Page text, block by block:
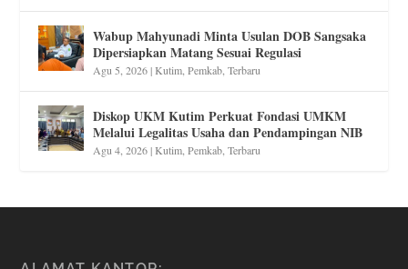
Wabup Mahyunadi Minta Usulan DOB Sangsaka
Dipersiapkan Matang Sesuai Regulasi
Agu 5, 2026|Kutim ,Pemkab ,Terbaru
Diskop UKM Kutim Perkuat Fondasi UMKM
Melalui Legalitas Usaha dan Pendampingan NIB
Agu 4, 2026|Kutim ,Pemkab ,Terbaru